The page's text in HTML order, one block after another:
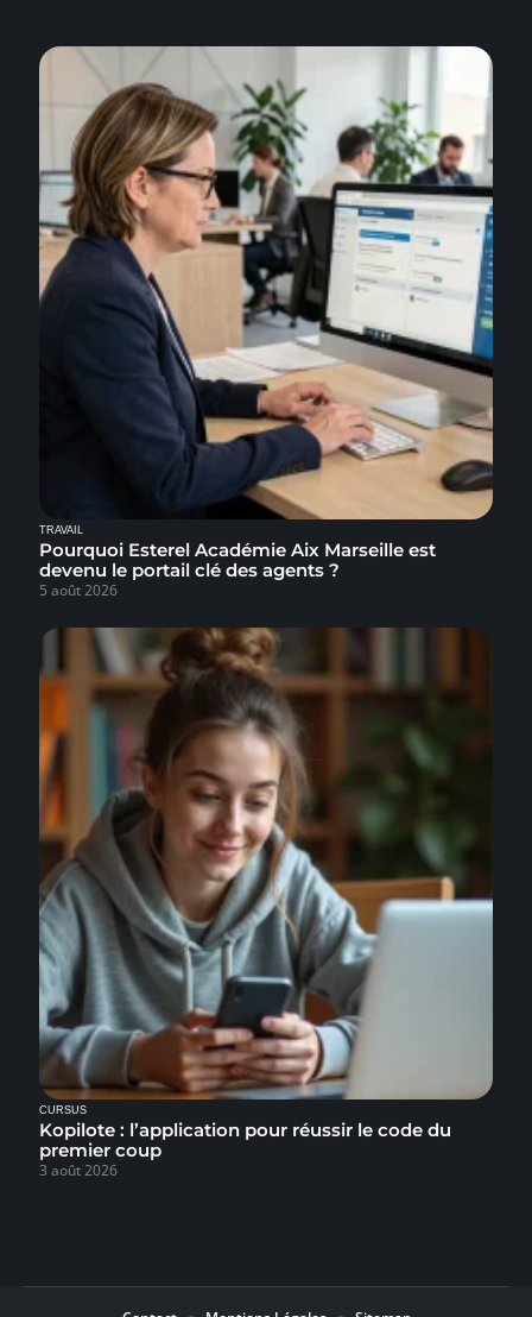
TRAVAIL
Pourquoi Esterel Académie Aix Marseille est
devenu le portail clé des agents ?
5 août 2026
CURSUS
Kopilote : l’application pour réussir le code du
premier coup
3 août 2026